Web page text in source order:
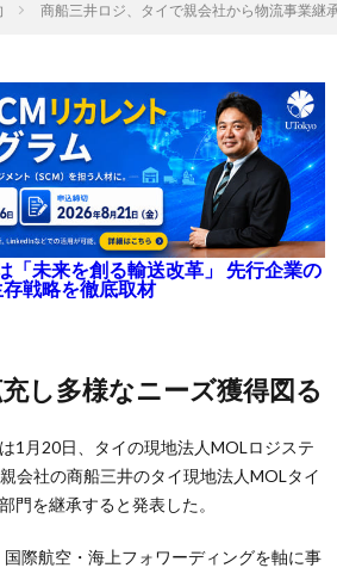
商船三井ロジ、タイで親会社から物流事業継
「未来を創る輸送改革」 先行企業の
戦略を徹底取材
充し多様なニーズ獲得図る
1月20日、タイの現地法人MOLロジステ
会社の商船三井のタイ現地法人MOLタイ
門を継承すると発表した。
際航空・海上フォワーディングを軸に事